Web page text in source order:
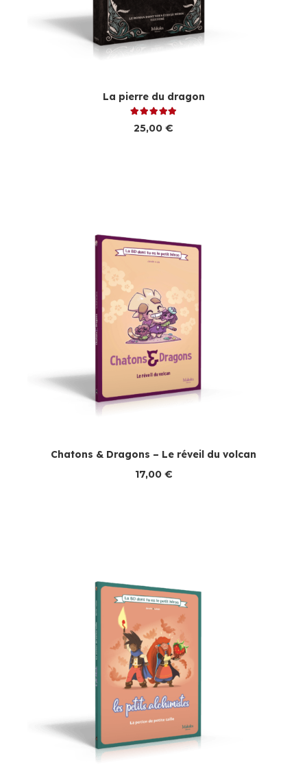
La pierre du dragon
25,00 €
Chatons & Dragons – Le réveil du volcan
17,00 €